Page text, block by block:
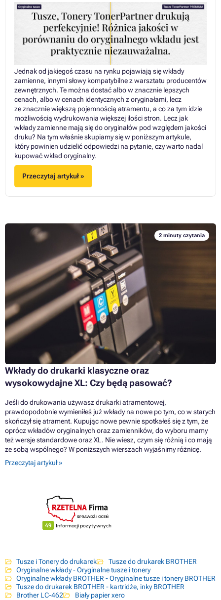
Jednak od jakiegoś czasu na rynku pojawiają się wkłady
zamienne, innymi słowy kompatybilne z warsztatu producentów
zewnętrznych. Te można dostać albo w znacznie lepszych
cenach, albo w cenach identycznych z oryginałami, lecz
ze znacznie większą pojemnością atramentu, a co za tym idzie
możliwością wydrukowania większej ilości stron. Lecz jak
wkłady zamienne mają się do oryginałów pod względem jakości
druku? Na tym właśnie skupiamy się w poniższym artykule,
który powinien udzielić odpowiedzi na pytanie, czy warto nadal
kupować wkład oryginalny.
Przeczytaj artykuł »
2 minuty czytania
Wkłady do drukarki klasyczne oraz
wysokowydajne XL: Czy będą pasować?
Jeśli do drukowania używasz drukarki atramentowej,
prawdopodobnie wymieniłeś już wkłady na nowe po tym, co w starych
skończył się atrament. Kupując nowe pewnie spotkałeś się z tym, że
oprócz wkładów oryginalnych oraz zamienników, do wyboru mamy
też wersje standardowe oraz XL. Nie wiesz, czym się różnią i co mają
ze sobą wspólnego? W poniższych wierszach wyjaśnimy różnicę.
Przeczytaj artykuł »
Tusze i Tonery do drukarek
Tusze do drukarek BROTHER
Oryginalne wkłady - Oryginalne tusze i tonery
Oryginalne wkłady BROTHER - Oryginalne tusze i tonery BROTHER
Tusze do drukarek BROTHER - kartridże, inky BROTHER
Brother LC-462
Biały papier xero